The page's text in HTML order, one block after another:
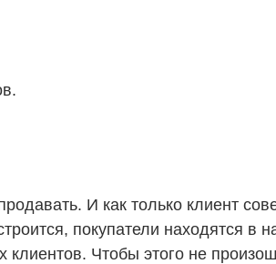
И как только клиент
покупатели находятся
клиентов. Чтобы этого не